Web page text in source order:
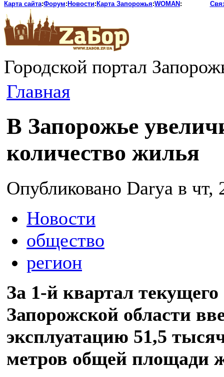
Карта сайта:Форум: Новости: Карта Запорожья:WOMAN :
Городской портал
Главная
В Запорожье
количество жилья
Опубликовано Darya в чт,
Новости
общество
регион
За 1-й квартал текущего
Запорожской области
эксплуатацию 51,5
метров общей площади